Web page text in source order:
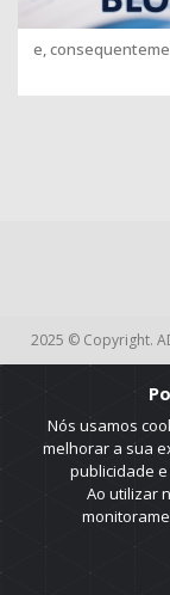
e,
2025 © Copyright.
Nós usamos
melhorar a sua
publicidade
Ao utilizar